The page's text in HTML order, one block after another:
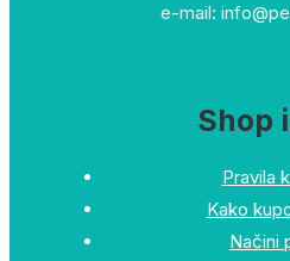
e-mail:
Shop
Pravila
Kako
Načini